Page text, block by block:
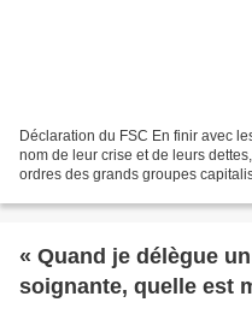
Déclaration du FSC En finir avec
nom de leur crise et de leurs
ordres des grands groupes
« Quand je délègue
soignante, quelle est